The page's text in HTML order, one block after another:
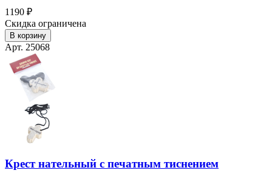
1190 ₽
Скидка ограничена
В корзину
Арт. 25068
Крест нательный с печатным тиснением